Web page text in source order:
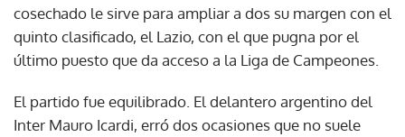
cosechado le sirve para ampliar a dos su margen con el
quinto clasificado, el Lazio, con el que pugna por el
último puesto que da acceso a la Liga de Campeones.
El partido fue equilibrado. El delantero argentino del
Inter Mauro Icardi, erró dos ocasiones que no suele